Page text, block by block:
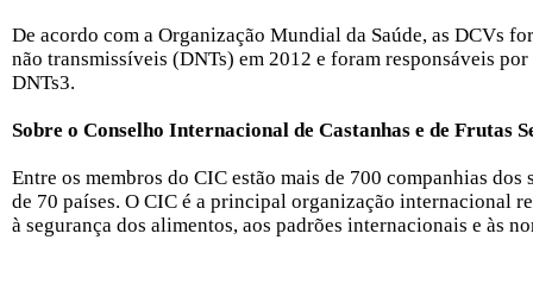
De acordo com a Organização Mundial da Saúde, as DCVs
não transmissíveis (DNTs) em 2012 e foram responsáveis
DNTs3.
Sobre o Conselho Internacional de Castanhas e de Frutas
Entre os membros do CIC estão mais de 700 companhias dos
de 70 países. O CIC é a principal organização internacional
à segurança dos alimentos, aos padrões internacionais e às